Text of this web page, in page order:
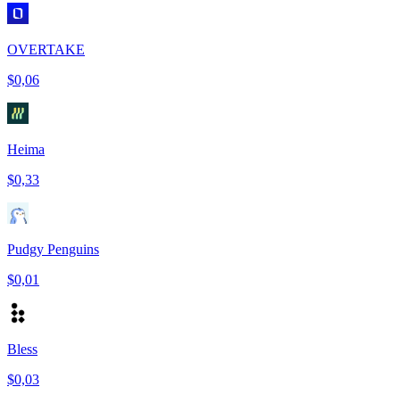
OVERTAKE
$0,06
Heima
$0,33
Pudgy Penguins
$0,01
Bless
$0,03